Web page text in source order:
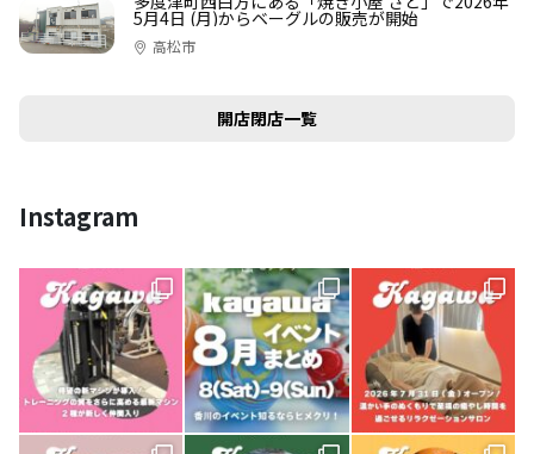
5月4日 (月)からベーグルの販売が開始
高松市
開店閉店一覧
Instagram